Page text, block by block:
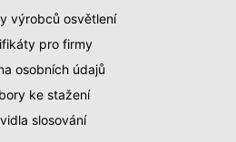
výrobců osvětlení
pro firmy
osobních údajů
ke stažení
slosování